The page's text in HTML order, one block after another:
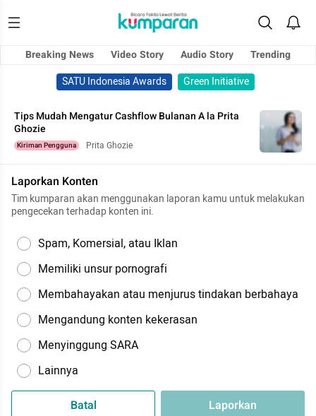
Breaking News Video Story Audio Story
Trending
SATU Indonesia Awards
Green Initiative
Tips Mudah Mengatur Cashflow Bulanan A la Prita
Ghozie
Kiriman Pengguna Prita Ghozie
Laporkan Konten
Tim kumparan akan menggunakan laporan kamu untuk melakukan
pengecekan terhadap konten ini.
Spam, Komersial, atau Iklan
Memiliki unsur pornografi
Membahayakan atau menjurus tindakan berbahaya
Mengandung konten kekerasan
Menyinggung SARA
Lainnya
Batal Laporkan